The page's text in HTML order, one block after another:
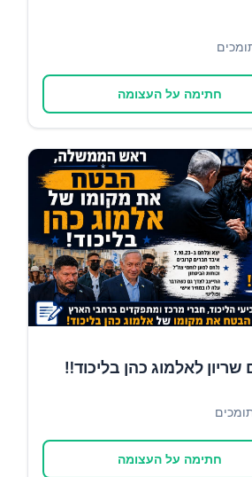
חתימה על העצומה
שריון לאלמוג כהן בליכוד‼️
חתימה על העצומה